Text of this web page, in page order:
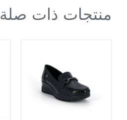
منتجات ذات صلة